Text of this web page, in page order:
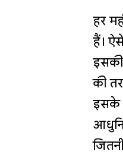
हर
हैं।
की
इसके